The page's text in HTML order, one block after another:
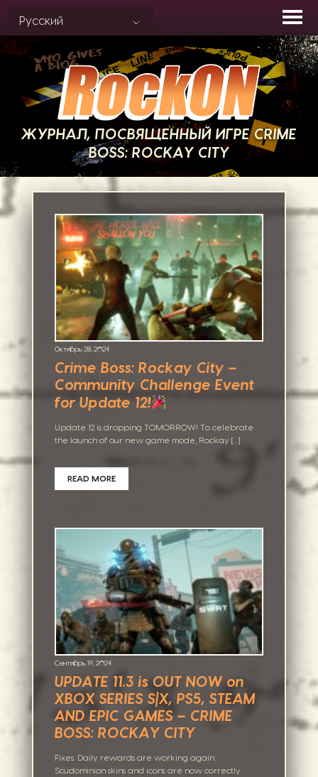
content
Русский
ЖУРНАЛ, ПОСВЯЩЕННЫЙ ИГРЕ CRIME
BOSS: ROCKAY CITY
Октябрь 28, 2024
Crime Boss: Rockay City –
Community Challenge Event
for Update 12!
Update 12 is dropping TOMORROW! To celebrate
the launch of our new game mode, Rockay […]
READ MORE
Сентябрь 19, 2024
UPDATE 11.3 is OUT NOW on
XBOX SERIES S|X, PS5, STEAM
AND EPIC GAMES – CRIME
BOSS: ROCKAY CITY
Fixes: Daily rewards are working again.
Scudominion skins and icons are now correctly